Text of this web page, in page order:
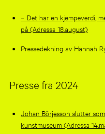
– Det har en kjempe­verdi,
på (Adressa 18.august)
Pressedekning av Hannah
Presse fra 2024
Johan Börjesson slutter
kunstmuseum (Adressa